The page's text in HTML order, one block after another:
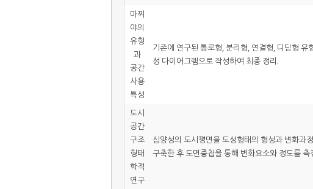
마찌
야의
유형
과
공간
사용
특성
기존에 연구된 통로형, 분리형, 연결형, 디딤형
성 다이어그램으로 작성하여 최종 정리.
도시
공간
구조
형태
학적
연구
심양성의 도시평면을 도성형태의 형성과 변화과
구축한 후 도면중첩을 통해 변화요소와 정도를